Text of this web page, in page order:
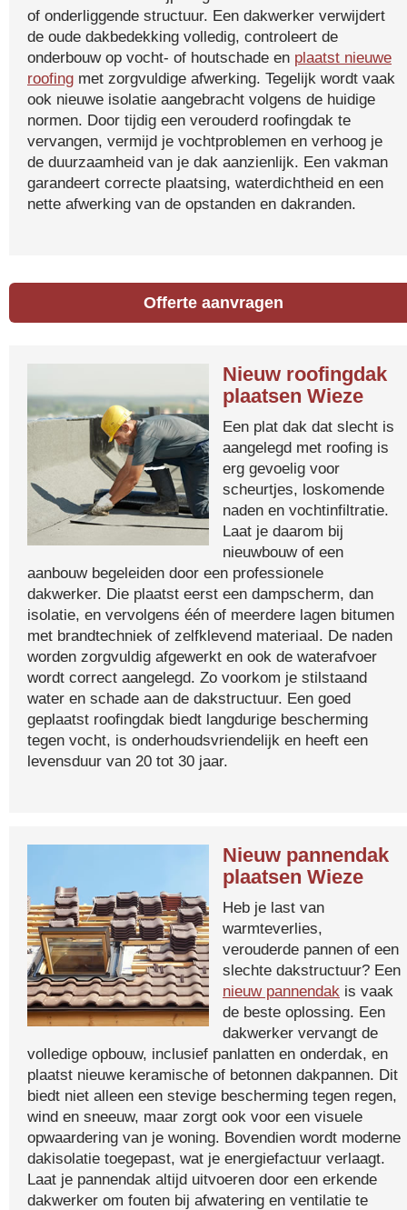
of onderliggende structuur. Een dakwerker verwijdert
de oude dakbedekking volledig, controleert de
onderbouw op vocht- of houtschade en plaatst nieuwe
roofing met zorgvuldige afwerking. Tegelijk wordt vaak
ook nieuwe isolatie aangebracht volgens de huidige
normen. Door tijdig een verouderd roofingdak te
vervangen, vermijd je vochtproblemen en verhoog je
de duurzaamheid van je dak aanzienlijk. Een vakman
garandeert correcte plaatsing, waterdichtheid en een
nette afwerking van de opstanden en dakranden.
Offerte aanvragen
Nieuw roofingdak
plaatsen Wieze
Een plat dak dat slecht is
aangelegd met roofing is
erg gevoelig voor
scheurtjes, loskomende
naden en vochtinfiltratie.
Laat je daarom bij
nieuwbouw of een
aanbouw begeleiden door een professionele
dakwerker. Die plaatst eerst een dampscherm, dan
isolatie, en vervolgens één of meerdere lagen bitumen
met brandtechniek of zelfklevend materiaal. De naden
worden zorgvuldig afgewerkt en ook de waterafvoer
wordt correct aangelegd. Zo voorkom je stilstaand
water en schade aan de dakstructuur. Een goed
geplaatst roofingdak biedt langdurige bescherming
tegen vocht, is onderhoudsvriendelijk en heeft een
levensduur van 20 tot 30 jaar.
Nieuw pannendak
plaatsen Wieze
Heb je last van
warmteverlies,
verouderde pannen of een
slechte dakstructuur? Een
nieuw pannendak is vaak
de beste oplossing. Een
dakwerker vervangt de
volledige opbouw, inclusief panlatten en onderdak, en
plaatst nieuwe keramische of betonnen dakpannen. Dit
biedt niet alleen een stevige bescherming tegen regen,
wind en sneeuw, maar zorgt ook voor een visuele
opwaardering van je woning. Bovendien wordt moderne
dakisolatie toegepast, wat je energiefactuur verlaagt.
Laat je pannendak altijd uitvoeren door een erkende
dakwerker om fouten bij afwatering en ventilatie te